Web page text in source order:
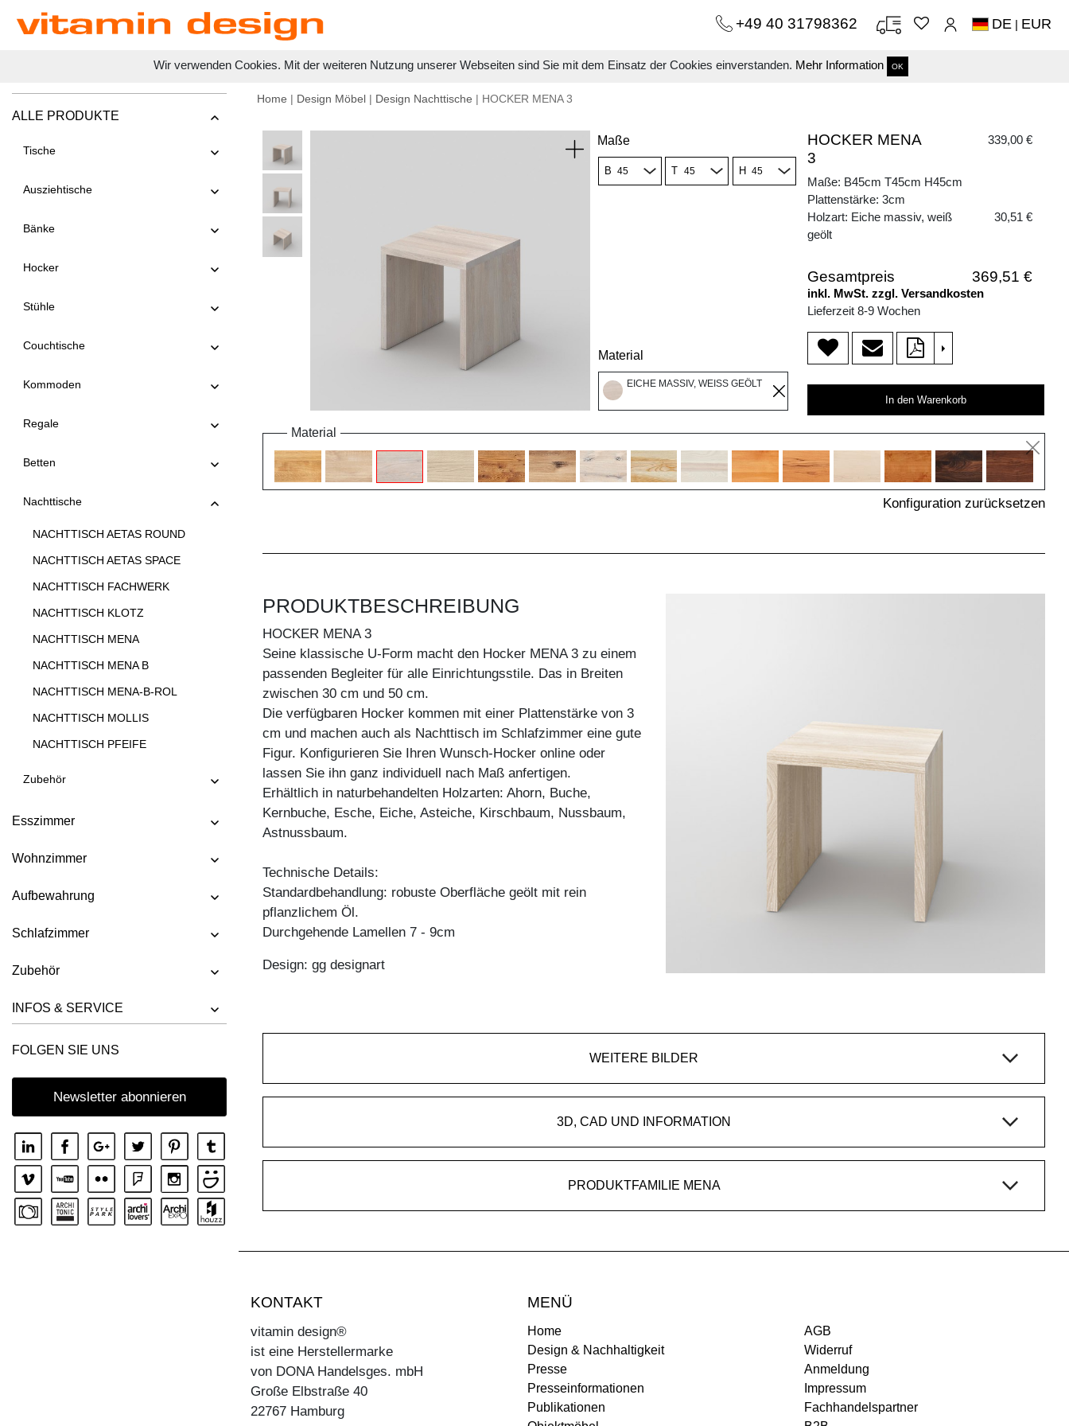
Wir verwenden Cookies. Mit der weiteren Nutzung unserer Webseiten sind Sie mit dem Einsatz der Cookies einverstanden. Mehr Information OK
+49 40 31798362 DE | EUR
ALLE PRODUKTE
Tische
Ausziehtische
Bänke
Hocker
Stühle
Couchtische
Kommoden
Regale
Betten
Nachttische
NACHTTISCH AETAS ROUND
NACHTTISCH AETAS SPACE
NACHTTISCH FACHWERK
NACHTTISCH KLOTZ
NACHTTISCH MENA
NACHTTISCH MENA B
NACHTTISCH MENA-B-ROL
NACHTTISCH MOLLIS
NACHTTISCH PFEIFE
Zubehör
Esszimmer
Wohnzimmer
Aufbewahrung
Schlafzimmer
Zubehör
INFOS & SERVICE
FOLGEN SIE UNS
Newsletter abonnieren
Home | Design Möbel | Design Nachttische | HOCKER MENA 3
Maße
B T H
Material
EICHE MASSIV, WEISS GEÖLT
HOCKER MENA
3
339,00 €
Maße: B45cm T45cm H45cm
Plattenstärke: 3cm
Holzart: Eiche massiv, weiß
geölt
30,51 €
Gesamtpreis 369,51 €
inkl. MwSt. zzgl. Versandkosten
Lieferzeit 8-9 Wochen
>
In den Warenkorb
Material
Konfiguration zurücksetzen
PRODUKTBESCHREIBUNG
HOCKER MENA 3
Seine klassische U-Form macht den Hocker MENA 3 zu einem
passenden Begleiter für alle Einrichtungsstile. Das in Breiten
zwischen 30 cm und 50 cm.
Die verfügbaren Hocker kommen mit einer Plattenstärke von 3
cm und machen auch als Nachttisch im Schlafzimmer eine gute
Figur. Konfigurieren Sie Ihren Wunsch-Hocker online oder
lassen Sie ihn ganz individuell nach Maß anfertigen.
Erhältlich in naturbehandelten Holzarten: Ahorn, Buche,
Kernbuche, Esche, Eiche, Asteiche, Kirschbaum, Nussbaum,
Astnussbaum.
Technische Details:
Standardbehandlung: robuste Oberfläche geölt mit rein
pflanzlichem Öl.
Durchgehende Lamellen 7 - 9cm
Design: gg designart
WEITERE BILDER
3D, CAD UND INFORMATION
PRODUKTFAMILIE MENA
KONTAKT
vitamin design®
ist eine Herstellermarke
von DONA Handelsges. mbH
Große Elbstraße 40
22767 Hamburg
MENÜ
Home
Design & Nachhaltigkeit
Presse
Presseinformationen
Publikationen
AGB
Widerruf
Anmeldung
Impressum
Fachhandelspartner